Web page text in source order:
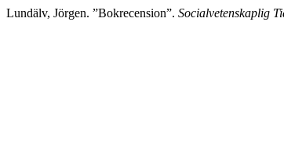
Lundälv, Jörgen. ”Bokrecension”. Socialvetenskaplig